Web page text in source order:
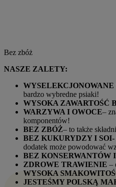
Bez zbóż
NASZE ZALETY:
bardzo wybredne psiaki!
WYSOKA ZAWARTOŚĆ
WARZYWA I OWOCE–
komponentów!
BEZ ZBÓŻ– to także
BEZ KUKURYDZY I SOI-
dodatek może powodować
BEZ KONSERWANTÓW
ZDROWE TRAWIENIE –
WYSOKA
JESTEŚMY POLSKĄ